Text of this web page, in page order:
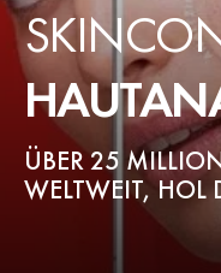
ÜBER 25
WELTWEIT, HOL